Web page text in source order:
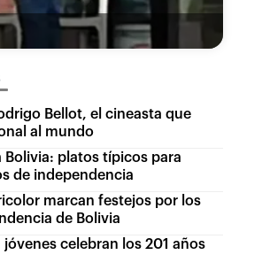
Bellot, el cineasta que
al mundo
Bolivia: platos típicos para
de independencia
marcan festejos por los
de Bolivia
jóvenes celebran los 201 años